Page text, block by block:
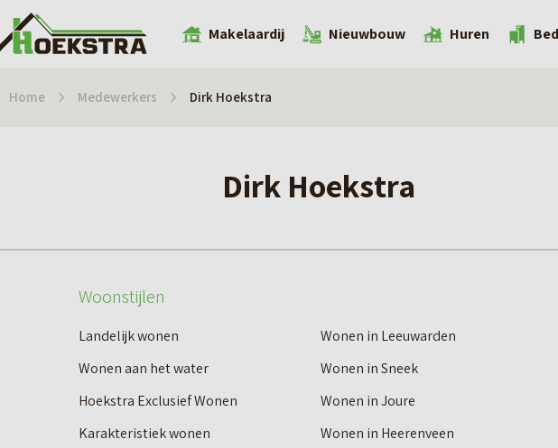
Makelaardij Nieuwbouw Huren
Home Medewerkers Dirk Hoekstra
Dirk Hoekstra
Woonstijlen
Landelijk wonen
Wonen in Leeuwarden
Wonen aan het water
Wonen in Sneek
Hoekstra Exclusief Wonen
Wonen in Joure
Karakteristiek wonen
Wonen in Heerenveen